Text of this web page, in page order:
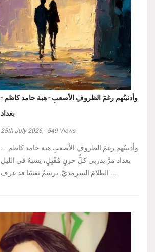
وأدنيتُهم رغمَ الظروفِ الأصعبِ - هبة حامد كاظم -
بغداد
25th July 2026, 549Views
، وأدنيتُهم رغمَ الظروفِ الأصعبِ هبة حامد كاظم -
بغداد مرَّ بدربي كلُّ حزنٍ مُقْبِلٍ، يشبهُ في الليلِ
الظلامَ السرمديَّ. يرسمُ نفسًا قد عرف ...